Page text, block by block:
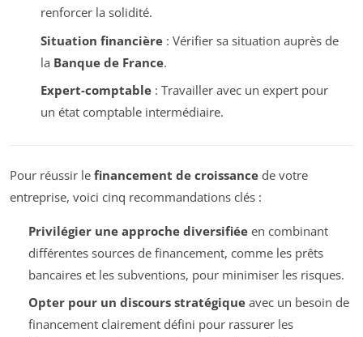
renforcer la solidité.
Situation financière: Vérifier sa situation auprès de
la Banque de France.
Expert-comptable: Travailler avec un expert pour
un état comptable intermédiaire.
Pour réussir le financement de croissance de votre
entreprise, voici cinq recommandations clés :
Privilégier une approche diversifiéeen combinant
différentes sources de financement, comme les prêts
bancaires et les subventions, pour minimiser les risques.
Opter pour un discours stratégiqueavec un besoin de
financement clairement défini pour rassurer les